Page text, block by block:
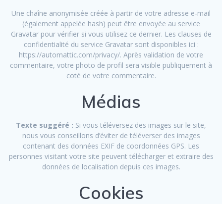
Une chaîne anonymisée créée à partir de votre adresse e-mail
(également appelée hash) peut être envoyée au service
Gravatar pour vérifier si vous utilisez ce dernier. Les clauses de
confidentialité du service Gravatar sont disponibles ici :
https://automattic.com/privacy/. Après validation de votre
commentaire, votre photo de profil sera visible publiquement à
coté de votre commentaire.
Médias
Texte suggéré : Si vous téléversez des images sur le site,
nous vous conseillons d’éviter de téléverser des images
contenant des données EXIF de coordonnées GPS. Les
personnes visitant votre site peuvent télécharger et extraire des
données de localisation depuis ces images.
Cookies